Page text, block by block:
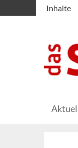
Inhalte